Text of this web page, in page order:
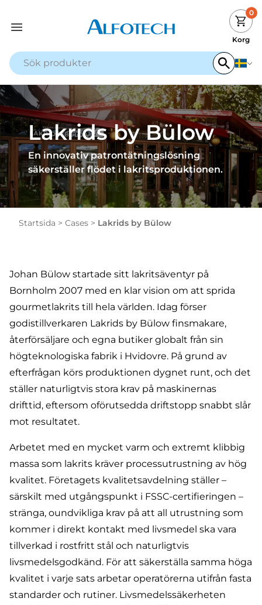
0
Korg
Lakrids by Bülow
En innovativ patrontätningslösning
säkerställer flödet i lakritsproduktionen.
Startsida > Cases > Lakrids by Bülow
Johan Bülow startade sitt lakritsäventyr på
Bornholm 2007 med en klar vision om att sprida
gourmetlakrits till hela världen. Idag förser
godistillverkaren Lakrids by Bülow finsmakare,
återförsäljare och egna butiker globalt från sin
högteknologiska fabrik i Hvidovre. På grund av
efterfrågan körs produktionen dygnet runt, och det
ställer naturligtvis stora krav på maskinernas
drifttid, eftersom oförutsedda driftstopp snabbt slår
mot resultatet.
Arbetet med en mycket varm och extremt klibbig
massa som lakrits kräver processutrustning av hög
kvalitet. Företagets kvalitetsavdelning ställer –
särskilt med utgångspunkt i FSSC-certifieringen –
stränga, oundvikliga krav på att all utrustning som
kommer i direkt kontakt med livsmedel ska vara
tillverkad i rostfritt stål och naturligtvis
livsmedelsgodkänd. För att säkerställa samma höga
kvalitet i varje sats arbetar operatörerna utifrån fasta
standarder och rutiner. Livsmedelssäkerheten